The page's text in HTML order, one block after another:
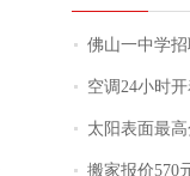
佛山一中学招聘物理教师，笔
空调24小时
太阳表面最
搬家报价570元，搬